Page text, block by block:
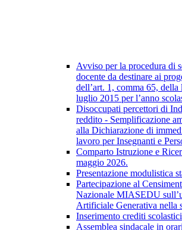
Avviso per la procedura di
docente da destinare ai
dell’art. 1, comma 65,
luglio 2015 per l’anno
Disoccupati percettori di
reddito - Semplificazione
alla Dichiarazione di
lavoro per Insegnanti e
Comparto Istruzione e
maggio 2026.
Presentazione modulistica
Partecipazione al
Nazionale MIASEDU
Artificiale Generativa nella
Inserimento crediti scolastici
Assemblea sindacale in